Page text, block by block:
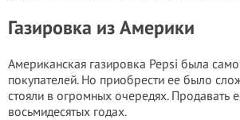
Газировка из Америки
Американская газировка Pepsi была
покупателей. Но приобрести ее было
стояли в огромных очередях. Продавать
восьмидесятых годах.